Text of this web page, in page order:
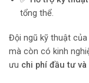
tổng thể.
Đội ngũ kỹ thuật của
mà còn có kinh
ưu chi phí đầu tư và